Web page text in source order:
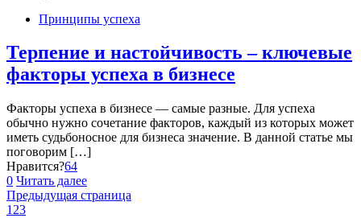
Принципы успеха
Терпение и настойчивость – ключевые
факторы успеха в бизнесе
Факторы успеха в бизнесе — самые разные. Для успеха
обычно нужно сочетание факторов, каждый из которых может
иметь судьбоносное для бизнеса значение. В данной статье мы
поговорим […]
Нравится?64
0 Читать далее
Предыдущая страница
1 23